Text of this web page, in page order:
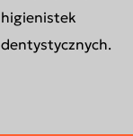
higienistek
dentystycznych.